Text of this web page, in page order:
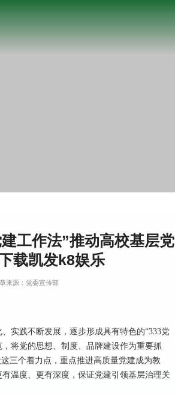
工作法”推动高校基层党
载凯发k8娱乐
来源：党委宣传部
实践不断发展，逐步形成具有特色的“333党
将党的思想、制度、品牌建设作为重要抓
三个着力点，重点推进高质量党建成为教
温度、更有深度，保证党建引领基层治理关